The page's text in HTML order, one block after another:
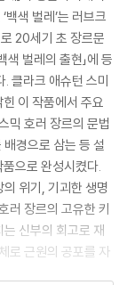
색 벌레’는 러브크
20세기 초 장르문
벌레의 출현」에 등
. 클라크 애슈턴 스미
이 작품에서 주요
믹 호러 장르의 문법
배경으로 삼는 등 설
으로 완성시켰다.
위기, 기괴한 생명
러 장르의 고유한 키
신부의 회고로 재
로 근원의 공포를 자